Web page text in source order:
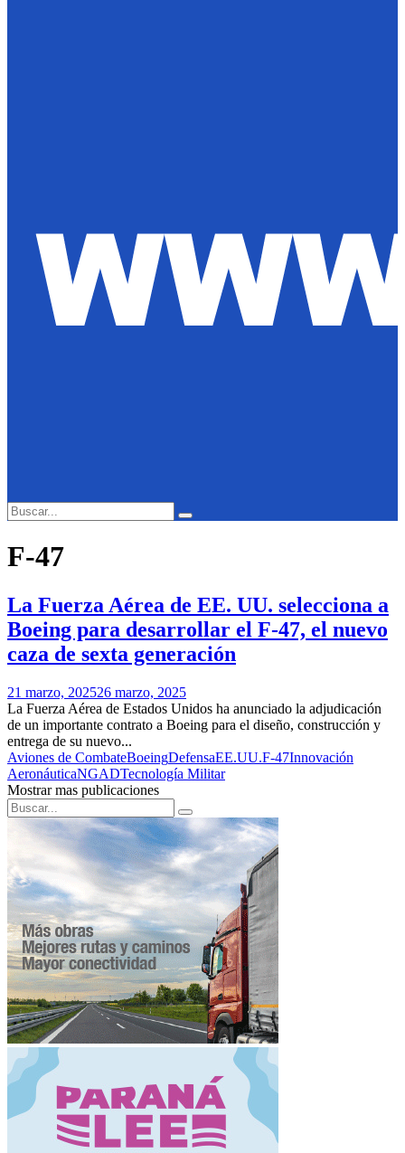
Search
for:
Search
F-47
La Fuerza Aérea de EE. UU. selecciona a
Boeing para desarrollar el F-47, el nuevo
caza de sexta generación
21 marzo, 202526 marzo, 2025
La Fuerza Aérea de Estados Unidos ha anunciado la adjudicación
de un importante contrato a Boeing para el diseño, construcción y
entrega de su nuevo...
Aviones de CombateBoeingDefensaEE.UU.F-47Innovación
AeronáuticaNGADTecnología Militar
Mostrar mas publicaciones
Search
for:
Search